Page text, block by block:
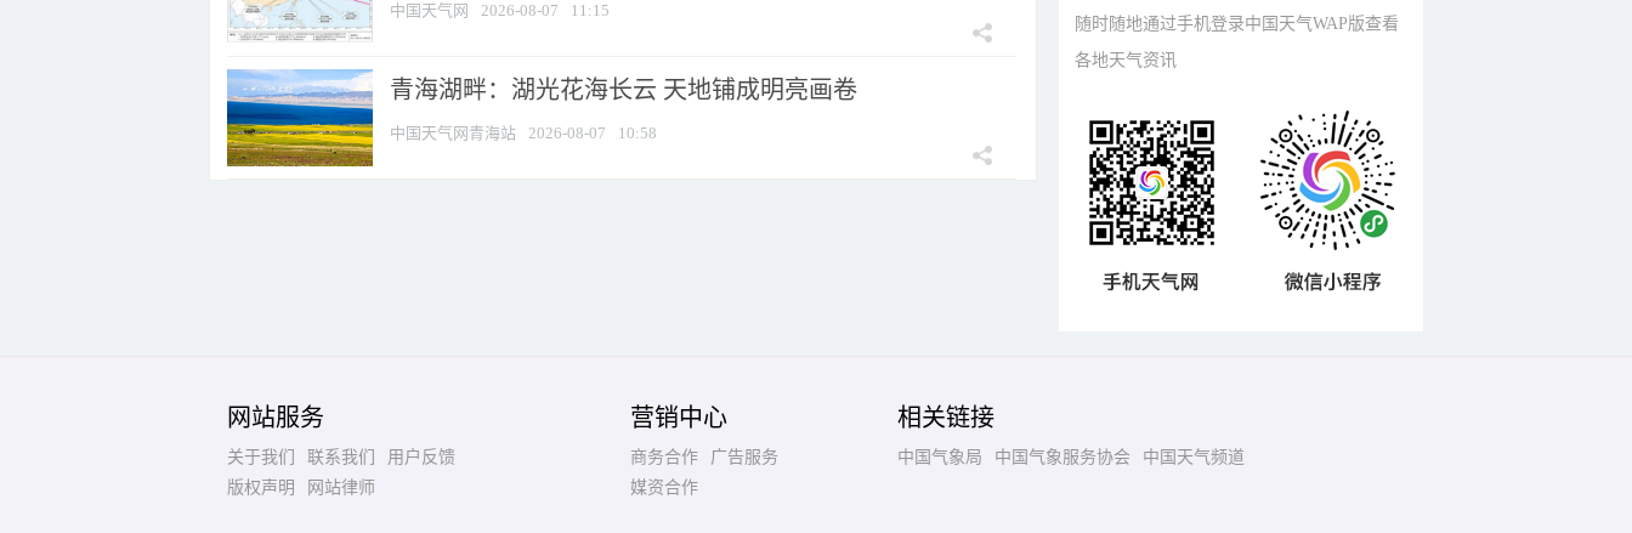
中国天气网 2026-08-07 11:15
青海湖畔：湖光花海长云 天地铺成明亮画卷
中国天气网青海站 2026-08-07 10:58
随时随地通过手机登录中国天气WAP版查看
各地天气资讯
网站服务
关于我们 联系我们
用户反馈
版权声明
网站律师
营销中心
商务合作
广告服务
媒资合作
相关链接
中国气象局 中国气象服务协会 中国天气频道